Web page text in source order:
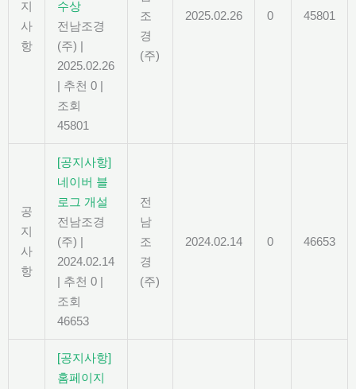
지
사
항
수상
전남조경
(주) |
2025.02.26
| 추천 0 |
조회
45801
조
경
(주)
2025.02.26 0 45801
공
지
사
항
[공지사항]
네이버 블
로그 개설
전남조경
(주) |
2024.02.14
| 추천 0 |
조회
46653
전
남
조
경
(주)
2024.02.14 0 46653
[공지사항]
홈페이지